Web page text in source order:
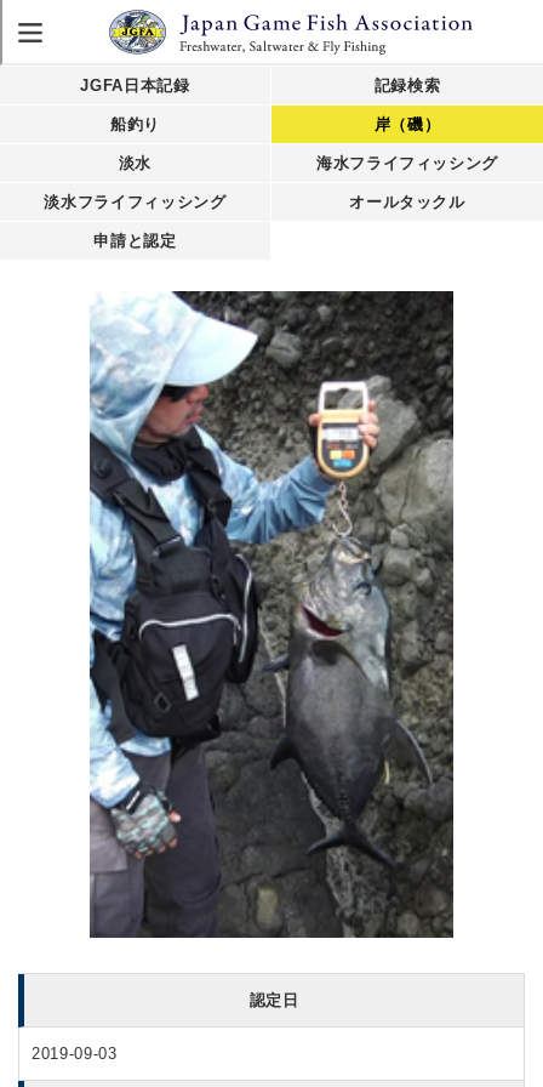
JGFA日本記録 記録検索
船釣り 岸（磯）
淡水 海水フライフィッシング
淡水フライフィッシング オールタックル
申請と認定
認定日
2019-09-03